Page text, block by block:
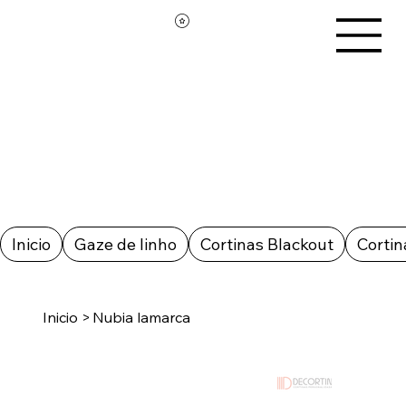
Inicio Gaze de linho Cortinas Blackout
Inicio > Nubia lamarca